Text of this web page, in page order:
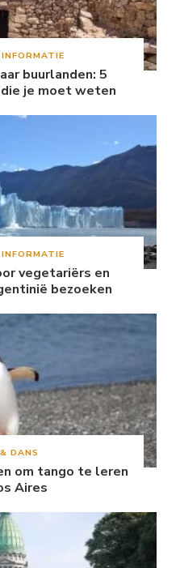
buurlanden: 5
je moet weten
vegetariërs en
bezoeken
DANS
om tango te leren
Aires